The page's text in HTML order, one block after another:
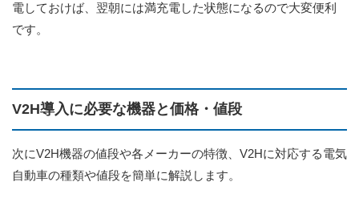
電しておけば、翌朝には満充電した状態になるので大変便利
です。
V2H導入に必要な機器と価格・値段
次にV2H機器の値段や各メーカーの特徴、V2Hに対応する電気
自動車の種類や値段を簡単に解説します。